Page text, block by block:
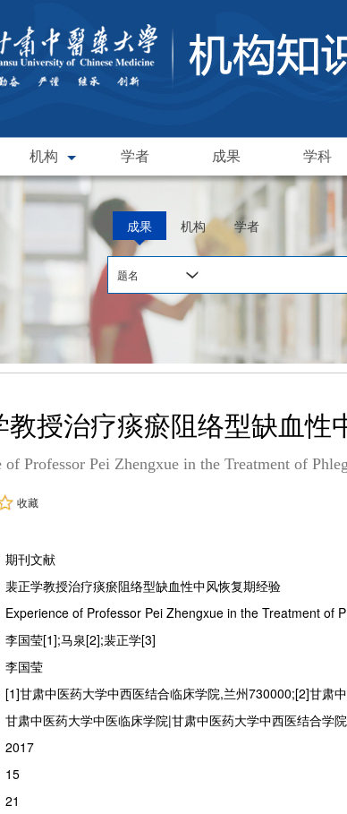
机构 学者 成果 学科
成果 机构 学者
题名
教授治疗痰瘀阻络型缺血
of Professor Pei Zhengxue in the Treatment of
收藏
期刊文献
裴正学教授治疗痰瘀阻络型缺血性中风恢复期经验
Experience of Professor Pei Zhengxue in the Treatment of
李国莹[1];马泉[2];裴正学[3]
李国莹
[1]甘肃中医药大学中西医结合临床学院,兰州730000;[2]甘肃
甘肃中医药大学中医临床学院|甘肃中医药大学中西医结合学院
2017
15
21